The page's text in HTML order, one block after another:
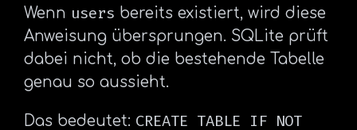
Wenn users bereits existiert, wird diese
Anweisung übersprungen. SQLite prüft
dabei nicht, ob die bestehende Tabelle
genau so aussieht.
Das bedeutet: CREATE TABLE IF NOT